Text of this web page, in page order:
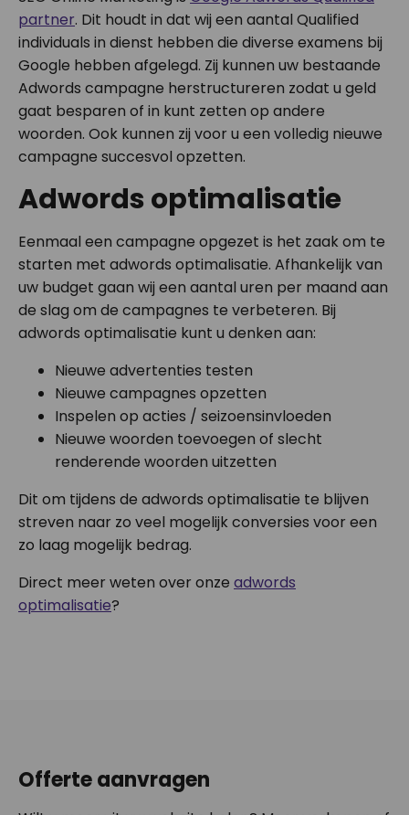
partner. Dit houdt in dat wij een aantal Qualified
individuals in dienst hebben die diverse examens bij
Google hebben afgelegd. Zij kunnen uw bestaande
Adwords campagne herstructureren zodat u geld
gaat besparen of in kunt zetten op andere
woorden. Ook kunnen zij voor u een volledig nieuwe
campagne succesvol opzetten.
Adwords optimalisatie
Eenmaal een campagne opgezet is het zaak om te
starten met adwords optimalisatie. Afhankelijk van
uw budget gaan wij een aantal uren per maand aan
de slag om de campagnes te verbeteren. Bij
adwords optimalisatie kunt u denken aan:
Nieuwe advertenties testen
Nieuwe campagnes opzetten
Inspelen op acties / seizoensinvloeden
Nieuwe woorden toevoegen of slecht
renderende woorden uitzetten
Dit om tijdens de adwords optimalisatie te blijven
streven naar zo veel mogelijk conversies voor een
zo laag mogelijk bedrag.
Direct meer weten over onze adwords
optimalisatie?
Offerte aanvragen